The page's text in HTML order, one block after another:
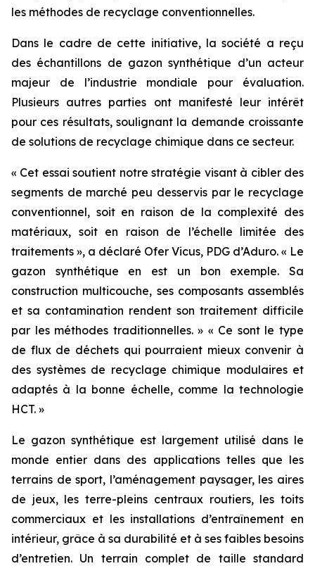
les méthodes de recyclage conventionnelles.
Dans le cadre de cette initiative, la société a reçu
des échantillons de gazon synthétique d’un acteur
majeur de l’industrie mondiale pour évaluation.
Plusieurs autres parties ont manifesté leur intérêt
pour ces résultats, soulignant la demande croissante
de solutions de recyclage chimique dans ce secteur.
« Cet essai soutient notre stratégie visant à cibler des
segments de marché peu desservis par le recyclage
conventionnel, soit en raison de la complexité des
matériaux, soit en raison de l’échelle limitée des
traitements », a déclaré Ofer Vicus, PDG d’Aduro. « Le
gazon synthétique en est un bon exemple. Sa
construction multicouche, ses composants assemblés
et sa contamination rendent son traitement difficile
par les méthodes traditionnelles. » « Ce sont le type
de flux de déchets qui pourraient mieux convenir à
des systèmes de recyclage chimique modulaires et
adaptés à la bonne échelle, comme la technologie
HCT. »
Le gazon synthétique est largement utilisé dans le
monde entier dans des applications telles que les
terrains de sport, l’aménagement paysager, les aires
de jeux, les terre-pleins centraux routiers, les toits
commerciaux et les installations d’entraînement en
intérieur, grâce à sa durabilité et à ses faibles besoins
d’entretien. Un terrain complet de taille standard